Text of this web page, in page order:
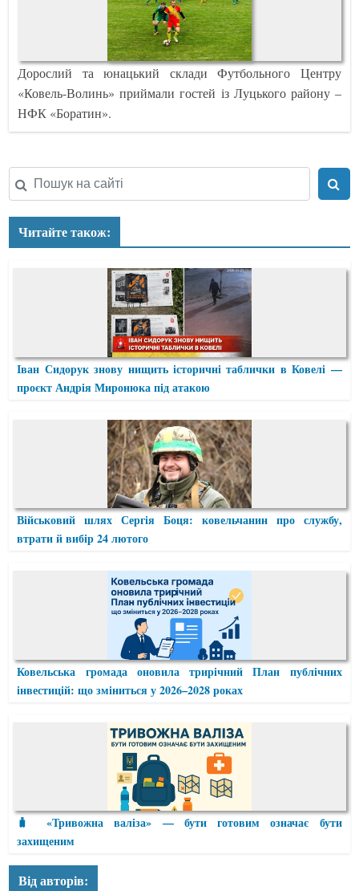
Дорослий та юнацький склади Футбольного Центру
«Ковель-Волинь» приймали гостей із Луцького району –
НФК «Боратин».
Читайте також:
Іван Сидорук знову нищить історичні таблички в Ковелі —
проєкт Андрія Миронюка під атакою
Військовий шлях Сергія Боця: ковельчанин про службу,
втрати й вибір 24 лютого
Ковельська громада оновила трирічний План публічних
інвестицій: що зміниться у 2026–2028 роках
🧳 «Тривожна валіза» — бути готовим означає бути
захищеним
Від авторів: